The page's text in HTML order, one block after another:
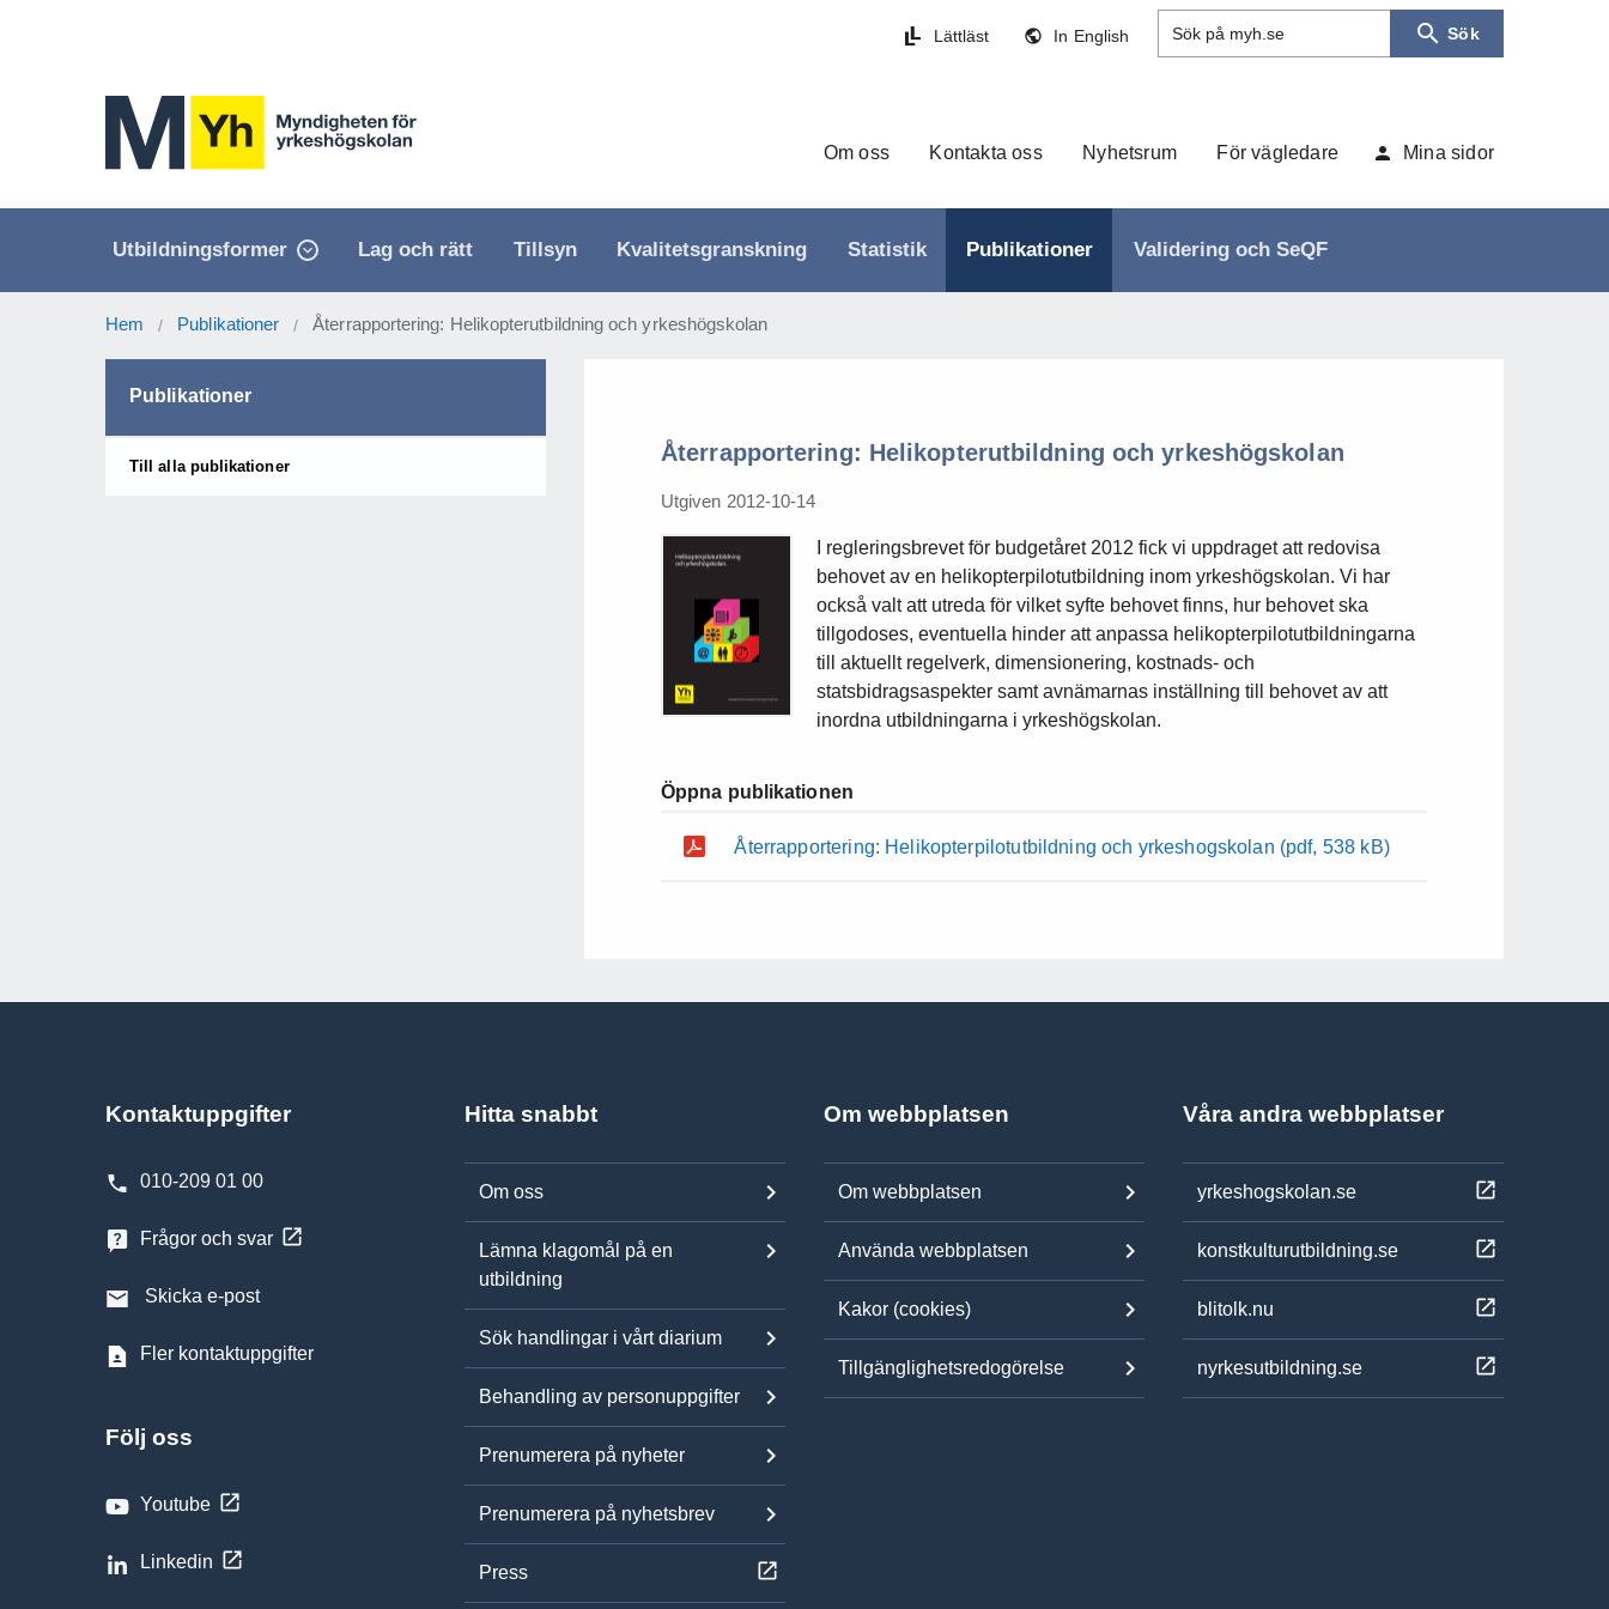
Lättläst In English Sök på myh.se Sök
Om oss Kontakta oss Nyhetsrum För vägledare Mina sidor
Utbildningsformer Lag och rätt Tillsyn Kvalitetsgranskning Statistik Publikationer Validering och SeQF
Hem / Publikationer / Återrapportering: Helikopterutbildning och yrkeshögskolan
Återrapportering: Helikopterutbildning och yrkeshögskolan
Utgiven 2012-10-14
I regleringsbrevet för budgetåret 2012 fick vi uppdraget att redovisa
behovet av en helikopterpilotutbildning inom yrkeshögskolan. Vi har
också valt att utreda för vilket syfte behovet finns, hur behovet ska
tillgodoses, eventuella hinder att anpassa helikopterpilotutbildningarna
till aktuellt regelverk, dimensionering, kostnads- och
statsbidragsaspekter samt avnämarnas inställning till behovet av att
inordna utbildningarna i yrkeshögskolan.
Öppna publikationen
Återrapportering: Helikopterpilotutbildning och yrkeshogskolan (pdf, 538 kB)
Publikationer
Till alla publikationer
Kontaktuppgifter
010-209 01 00
Frågor och svar
Skicka e-post
Fler kontaktuppgifter
Följ oss
Youtube
Linkedin
Hitta snabbt
Om oss
Lämna klagomål på en
utbildning
Sök handlingar i vårt diarium
Behandling av personuppgifter
Prenumerera på nyheter
Prenumerera på nyhetsbrev
Press
Om webbplatsen
Om webbplatsen
Använda webbplatsen
Kakor (cookies)
Tillgänglighetsredogörelse
Våra andra webbplatser
yrkeshogskolan.se
konstkulturutbildning.se
blitolk.nu
nyrkesutbildning.se